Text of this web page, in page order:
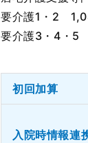
要介護1・2
要介護3・4・5
初回加算
入院時情報連